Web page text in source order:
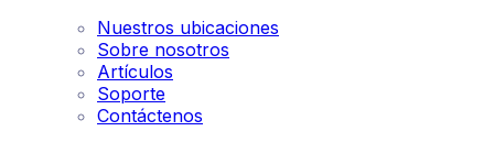
Nuestros ubicaciones
Sobre nosotros
Artículos
Soporte
Contáctenos